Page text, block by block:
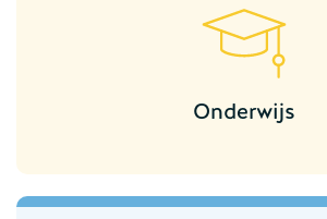
Onderwijs